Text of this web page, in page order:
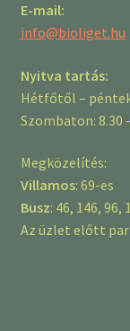
E-mail:
info@bioliget.hu
Nyitva tartás:
Hétfőtől –
Szombaton: 8.30
Megközelítés:
Villamos: 69-es
Busz: 46, 146, 96,
Az üzlet előtt